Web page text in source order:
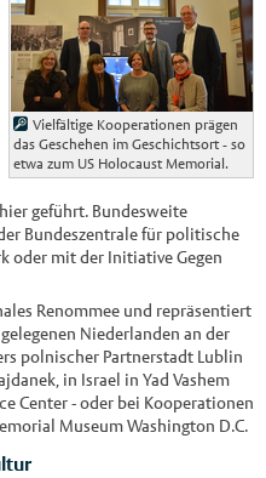
Vielfältige Kooperationen prägen
das Geschehen im Geschichtsort - so
etwa zum US Holocaust Memorial.
geführt. Bundesweite
Bundeszentrale für politische
oder mit der Initiative Gegen
Renommee und repräsentiert
Niederlanden an der
polnischer Partnerstadt Lublin
in Israel in Yad Vashem
Center - oder bei Kooperationen
Museum Washington D.C.